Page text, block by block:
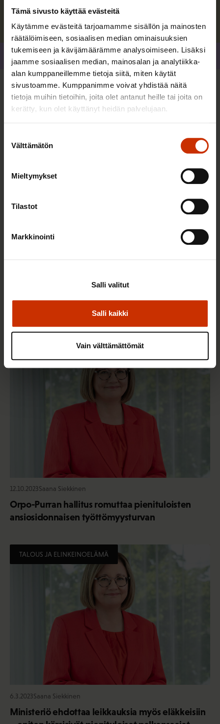
Tämä sivusto käyttää evästeitä
Käytämme evästeitä tarjoamamme sisällön ja mainosten
räätälöimiseen, sosiaalisen median ominaisuuksien
tukemiseen ja kävijämäärämme analysoimiseen. Lisäksi
jaamme sosiaalisen median, mainosalan ja analytiikka-
alan kumppaneillemme tietoja siitä, miten käytät
sivustoamme. Kumppanimme voivat yhdistää näitä
tietoja muihin tietoihin, joita olet antanut heille tai joita on
kerätty, kun olet käyttänyt heidän palvelujaan.
valinta
Välttämätön
Mieltymykset
Tilastot
Markkinointi
Salli kaikki
Salli valitut
Vain välttämättömät
Lue lisää kirjoittajasta
Jaa
Lisää kirjoittajalta
Orpon hallitus on lisännyt työntekijöiden
TALOUS JA ELINKEINOELÄMÄ
12.10.2023Saana Siekkinen
Orpo-Purran hallitus romuttaa pienituloisten
ansiosidonnaisen työttömyysturvan
TALOUS JA ELINKEINOELÄMÄ
6.3.2023Saana Siekkinen
Ministeriö ehdottaa leikkauksia myös eläkkeisiin